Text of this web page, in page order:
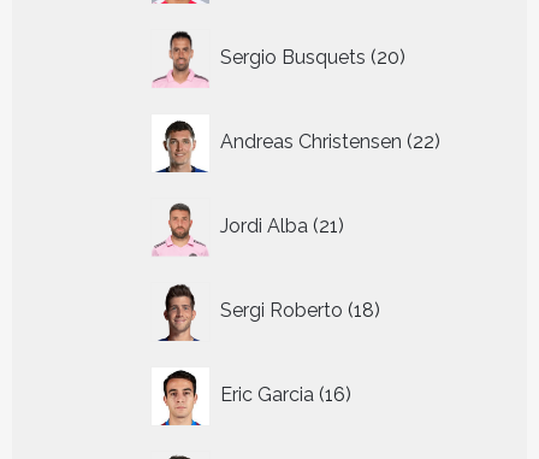
Sergio Busquets 20
producten
Andreas Christensen 22
producten
Jordi Alba 21
producten
Sergi Roberto 18
producten
Eric Garcia 16
producten